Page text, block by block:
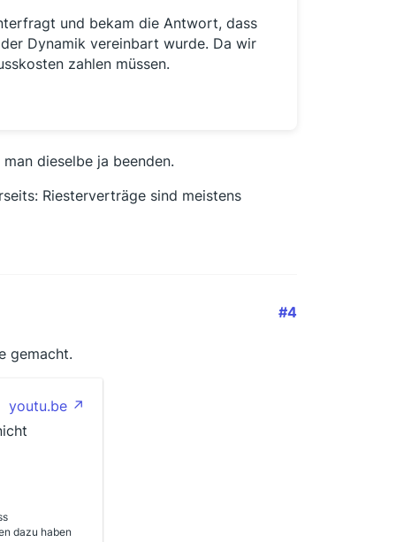
und bekam die Antwort, dass
Dynamik vereinbart wurde. Da wir
zahlen müssen.
dieselbe ja beenden.
Riesterverträge sind meistens
#4
gemacht.
youtu.be
dazu haben